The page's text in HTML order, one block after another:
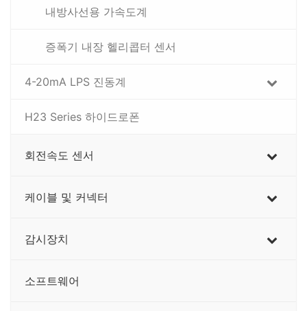
내방사선용 가속도계
증폭기 내장 헬리콥터 센서
4-20mA LPS 진동계
H23 Series 하이드로폰
회전속도 센서
케이블 및 커넥터
감시장치
소프트웨어